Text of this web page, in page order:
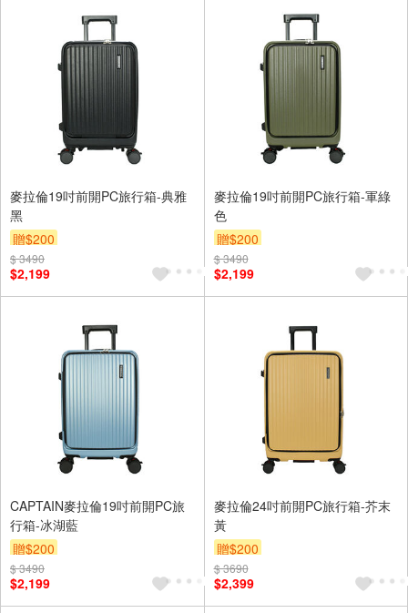
麥拉倫19吋前開PC旅行箱-典雅
黑
贈$200
$ 3490
$2,199
麥拉倫19吋前開PC旅行箱-軍綠
色
贈$200
$ 3490
$2,199
CAPTAIN麥拉倫19吋前開PC旅
行箱-冰湖藍
贈$200
$ 3490
$2,199
麥拉倫24吋前開PC旅行箱-芥末
黃
贈$200
$ 3690
$2,399